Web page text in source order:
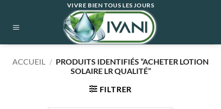
contenu
VIVRE BIEN TOUS LES JOURS
ACCUEIL / PRODUITS IDENTIFIÉS “ACHETER LOTION
SOLAIRE LR QUALITÉ”
FILTRER